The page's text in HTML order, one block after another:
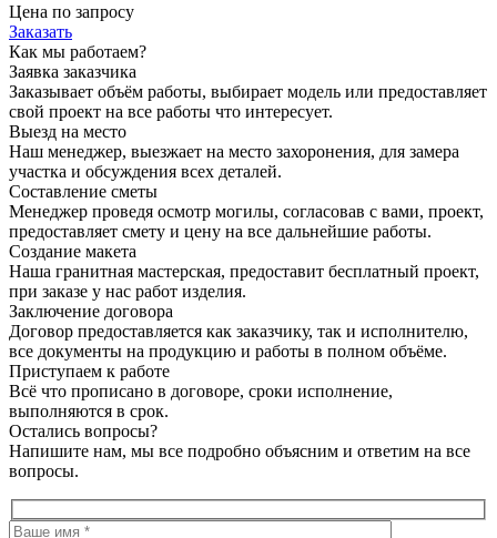
Цена по запросу
Заказать
Как мы работаем?
Заявка заказчика
Заказывает объём работы, выбирает модель или предоставляет
свой проект на все работы что интересует.
Выезд на место
Наш менеджер, выезжает на место захоронения, для замера
участка и обсуждения всех деталей.
Составление сметы
Менеджер проведя осмотр могилы, согласовав с вами, проект,
предоставляет смету и цену на все дальнейшие работы.
Создание макета
Наша гранитная мастерская, предоставит бесплатный проект,
при заказе у нас работ изделия.
Заключение договора
Договор предоставляется как заказчику, так и исполнителю,
все документы на продукцию и работы в полном объёме.
Приступаем к работе
Всё что прописано в договоре, сроки исполнение,
выполняются в срок.
Остались вопросы?
Напишите нам, мы все подробно объясним и ответим на все
вопросы.